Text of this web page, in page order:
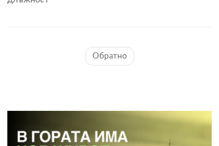
Обратно